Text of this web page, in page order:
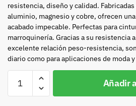
resistencia, diseño y calidad.
aluminio, magnesio y cobre, ofrecen
acabado impecable. Perfectas para
marroquinería. Gracias a su resistencia
excelente relación peso-resistencia,
diario como para aplicaciones de moda
25mm
Añadir